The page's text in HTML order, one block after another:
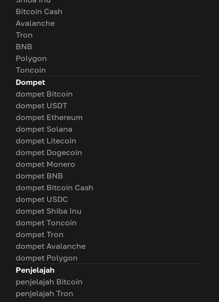
Bitcoin Cash
Avalanche
Tron
BNB
Polygon
Toncoin
Dompet
dompet Bitcoin
dompet USDT
dompet Ethereum
dompet Solana
dompet Litecoin
dompet Dogecoin
dompet Monero
dompet BNB
dompet Bitcoin Cash
dompet USDC
dompet Shiba Inu
dompet Toncoin
dompet Tron
dompet Avalanche
dompet Polygon
Penjelajah
penjelajah Bitcoin
penjelajah Tron